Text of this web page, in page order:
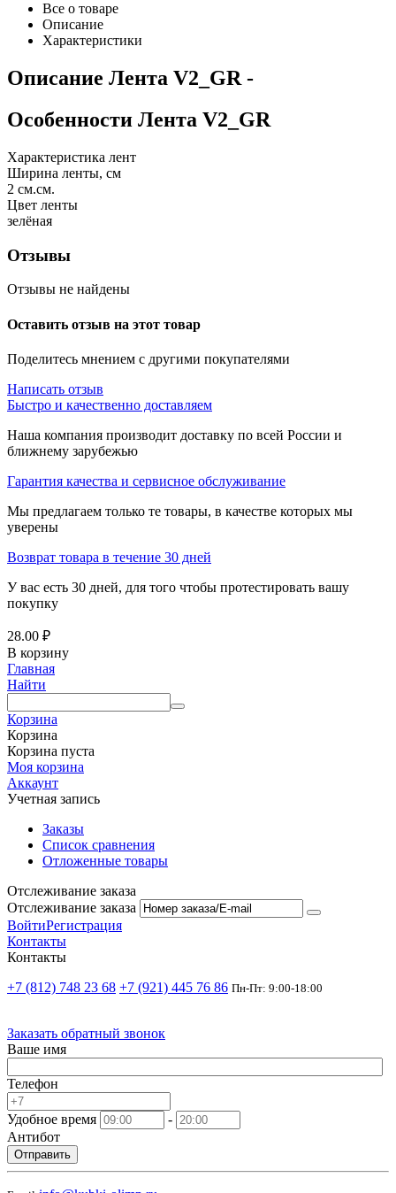
Все о товаре
Описание
Характеристики
Описание Лента V2_GR -
Особенности Лента V2_GR
Характеристика лент
Ширина ленты, см
2 см.см.
Цвет ленты
зелёная
Отзывы
Отзывы не найдены
Оставить отзыв на этот товар
Поделитесь мнением с другими покупателями
Написать отзыв
Быстро и качественно доставляем
Наша компания производит доставку по всей России и
ближнему зарубежью
Гарантия качества и сервисное обслуживание
Мы предлагаем только те товары, в качестве которых мы
уверены
Возврат товара в течение 30 дней
У вас есть 30 дней, для того чтобы протестировать вашу
покупку
28.00 ₽
В корзину
Главная
Найти
Корзина
Корзина
Корзина пуста
Моя корзина
Аккаунт
Учетная запись
Заказы
Список сравнения
Отложенные товары
Отслеживание заказа
Отслеживание заказа
ВойтиРегистрация
Контакты
Контакты
+7 (812) 748 23 68 +7 (921) 445 76 86 Пн-Пт: 9:00-18:00
Заказать обратный звонок
Ваше имя
Телефон
Удобное время
-
Антибот
Отправить